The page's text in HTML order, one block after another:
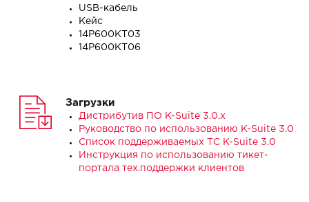
USB-кабель
Кейс
14P600KT03
14P600KT06
Загрузки
Дистрибутив ПО K-Suite 3.0.x
Руководство по использованию K-Suite 3.0
Список поддерживаемых ТС K-Suite 3.0
Инструкция по использованию тикет-
портала тех.поддержки клиентов